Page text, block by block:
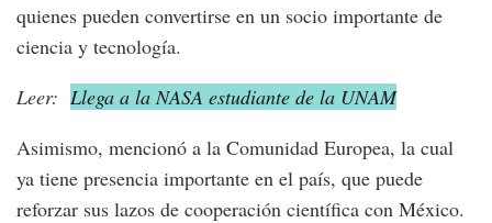
quienes pueden convertirse en un socio importante de
ciencia y tecnología.
Leer: Llega a la NASA estudiante de la UNAM
Asimismo, mencionó a la Comunidad Europea, la cual
ya tiene presencia importante en el país, que puede
reforzar sus lazos de cooperación científica con México.